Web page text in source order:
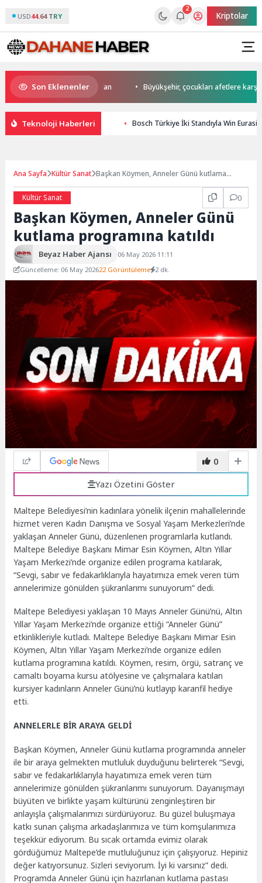
USD44.64 TRY
2
Kriptolar
Son Eklenenler
start Başkan Büyükakın’dan Büyükşehir, çocukları afetlere karşı
Teknoloji Haberleri Bosch Türkiye İki Standıyla Win
Ana Sayfa Kültür Sanat Başkan Köymen, Anneler Günü kutlama
Kültür Sanat
0
Başkan Köymen, Anneler Günü
kutlama programına katıldı
Beyaz Haber Ajansı
06 May 2026 11:11
Güncelleme: 06 May 202622 Görüntüleme 2 dk.
0
Yazı Özetini Göster
Maltepe Belediyesi’nin kadınlara yönelik ilçenin mahallelerinde
hizmet veren Kadın Danışma ve Sosyal Yaşam Merkezleri’nde
yaklaşan Anneler Günü, düzenlenen programlarla kutlandı.
Maltepe Belediye Başkanı Mimar Esin Köymen, Altın Yıllar
Yaşam Merkezi’nde organize edilen programa katılarak,
“Sevgi, sabır ve fedakarlıklarıyla hayatımıza emek veren tüm
annelerimize gönülden şükranlarımı sunuyorum” dedi.
Maltepe Belediyesi yaklaşan 10 Mayıs Anneler Günü’nü, Altın
Yıllar Yaşam Merkezi’nde organize ettiği “Anneler Günü”
etkinlikleriyle kutladı. Maltepe Belediye Başkanı Mimar Esin
Köymen, Altın Yıllar Yaşam Merkezi’nde organize edilen
kutlama programına katıldı. Köymen, resim, örgü, satranç ve
camaltı boyama kursu atölyesine ve çalışmalara katılan
kursiyer kadınların Anneler Günü’nü kutlayıp karanfil hediye
etti.
ANNELERLE BİR ARAYA GELDİ
Başkan Köymen, Anneler Günü kutlama programında anneler
ile bir araya gelmekten mutluluk duyduğunu belirterek “Sevgi,
sabır ve fedakarlıklarıyla hayatımıza emek veren tüm
annelerimize gönülden şükranlarımı sunuyorum. Dayanışmayı
büyüten ve birlikte yaşam kültürünü zenginleştiren bir
anlayışla çalışmalarımızı sürdürüyoruz. Bu güzel buluşmaya
katkı sunan çalışma arkadaşlarımıza ve tüm komşularımıza
teşekkür ediyorum. Bu sıcak ortamda evimiz olarak
gördüğümüz Maltepe’de mutluluğunuz için çalışıyoruz. Hepiniz
değer katıyorsunuz. Sizleri seviyorum. İyi ki varsınız” dedi.
Programda Anneler Günü için hazırlanan kutlama pastası